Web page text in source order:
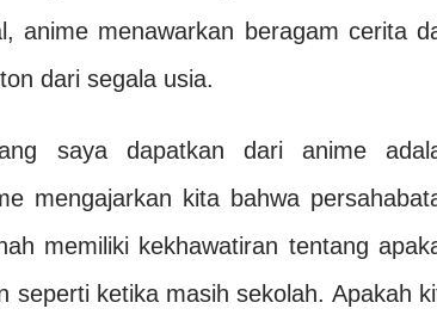
anime menawarkan beragam cerita
dari segala usia.
saya dapatkan dari anime
mengajarkan kita bahwa
memiliki kekhawatiran tentang
seperti ketika masih sekolah. Apakah